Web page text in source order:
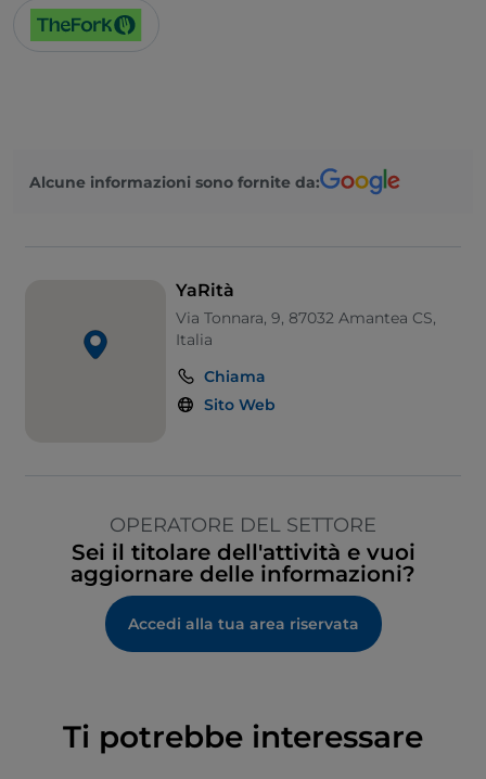
Alcune informazioni sono fornite da:
YaRità
Via Tonnara, 9, 87032 Amantea CS,
Italia
Chiama
Sito Web
OPERATORE DEL SETTORE
Sei il titolare dell'attività e vuoi
aggiornare delle informazioni?
Accedi alla tua area riservata
Ti potrebbe interessare